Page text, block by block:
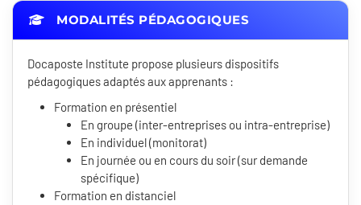
MODALITÉS PÉDAGOGIQUES
Docaposte Institute propose plusieurs dispositifs
pédagogiques adaptés aux apprenants :
Formation en présentiel
En groupe (inter-entreprises ou intra-entreprise)
En individuel (monitorat)
En journée ou en cours du soir (sur demande
spécifique)
Formation en distanciel